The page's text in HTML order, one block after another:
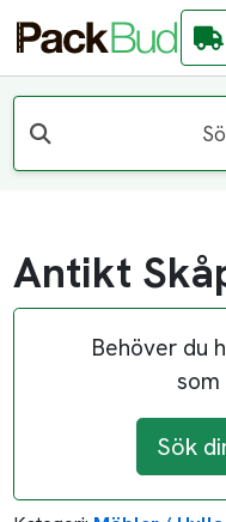
Antikt
Behöver du
som
Sök